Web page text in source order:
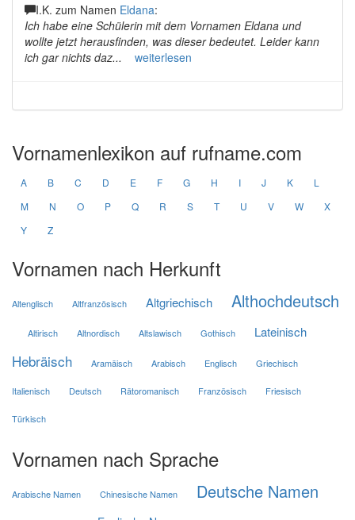
I.K. zum Namen Eldana:
Ich habe eine Schülerin mit dem Vornamen Eldana und
wollte jetzt herausfinden, was dieser bedeutet. Leider kann
ich gar nichts daz...
weiterlesen
Vornamenlexikon auf rufname.com
A B C D E F G H I J K
L
M
N O P Q R S T U V W
X
Y
Z
Vornamen nach Herkunft
Altenglisch Altfranzösisch Altgriechisch Althochdeutsch
Altirisch Altnordisch Altslawisch Gothisch Lateinisch
Hebräisch Aramäisch Arabisch Englisch Griechisch
Italienisch Deutsch Rätoromanisch Französisch Friesisch
Türkisch
Vornamen nach Sprache
Arabische Namen Chinesische Namen Deutsche Namen